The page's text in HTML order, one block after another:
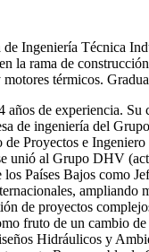
de Ingeniería Técnica
la rama de
térmicos.
años de experiencia. Su
de ingeniería del
Proyectos e Ingeniero
unió al Grupo DHV
Países Bajos como
ampliando
de proyectos
fruto de un cambio
Hidráulicos y